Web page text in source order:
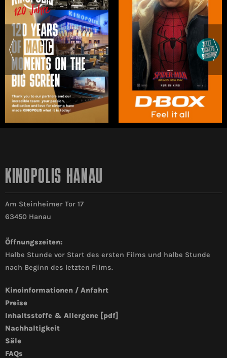
KINOPOLIS HANAU
Am Steinheimer Tor 17
63450 Hanau
Öffnungszeiten:
Halbe Stunde vor Start des ersten Films und halbe Stunde
nach Beginn des letzten Films.
Kinoinformationen / Anfahrt
Preise
Inhaltsstoffe & Allergene [pdf]
Nachhaltigkeit
Säle
FAQs